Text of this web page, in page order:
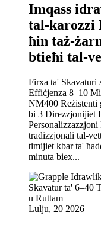
Imqass
tal-karozzi
ħin taż-
btieħi tal-
Firxa ta' Skavaturi
Effiċjenza 8–10
NM400 Reżistenti
bi 3 Direzzjonijiet
tradizzjonali tal-
timijiet kbar ta'
minuta biex...
Lulju, 20 2026